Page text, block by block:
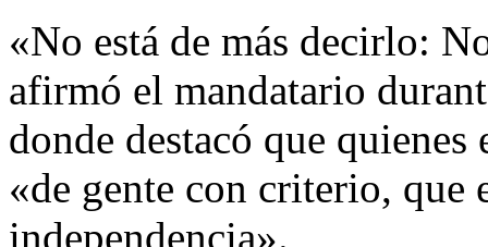
«No está de más decirlo:
afirmó el mandatario
donde destacó que quienes
«de gente con criterio, que
independencia».